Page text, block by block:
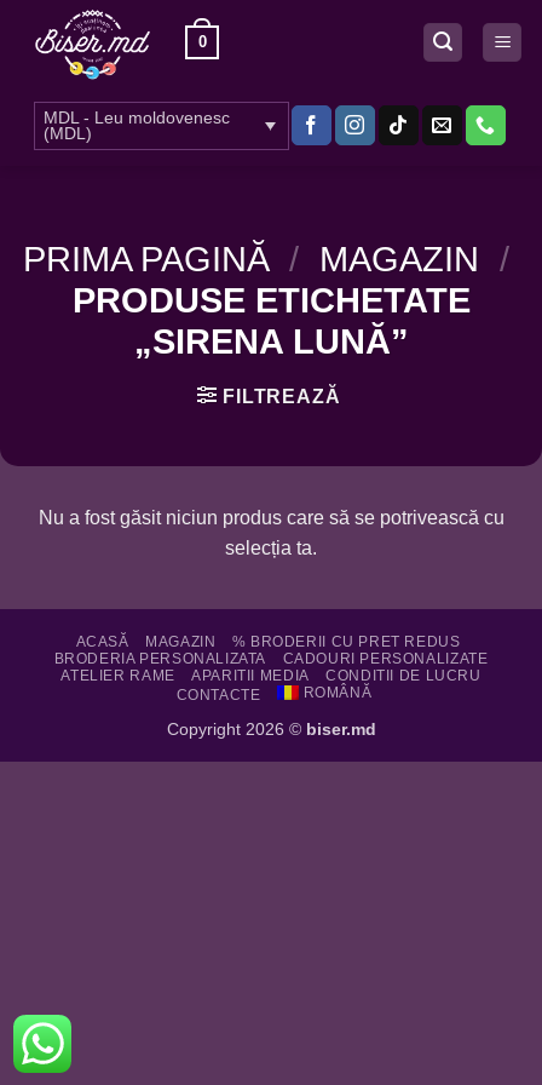
0
MDL - Leu moldovenesc
(MDL)
PRIMA PAGINĂ / MAGAZIN /
PRODUSE ETICHETATE
„SIRENA LUNĂ”
FILTREAZĂ
Nu a fost găsit niciun produs care să se potrivească cu
selecția ta.
ACASĂ MAGAZIN
% BRODERII CU PRET REDUS
BRODERIA PERSONALIZATA
CADOURI PERSONALIZATE
ATELIER RAME
APARITII MEDIA
CONDITII DE LUCRU
CONTACTE
ROMÂNĂ
Copyright 2026 © biser.md